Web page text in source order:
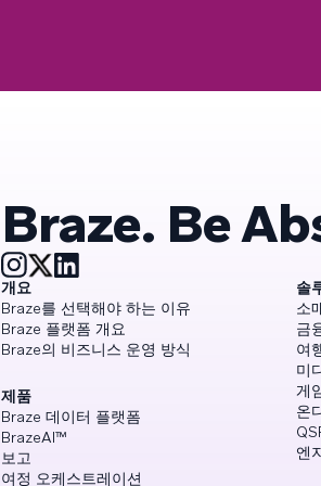
Braze. Be
개요
Braze를 선택해야 하는 이유
Braze 플랫폼 개요
Braze의 비즈니스 운영 방식
제품
Braze 데이터 플랫폼
BrazeAI™
보고
여정 오케스트레이션
솔
소
금
여
미
게
온
엔